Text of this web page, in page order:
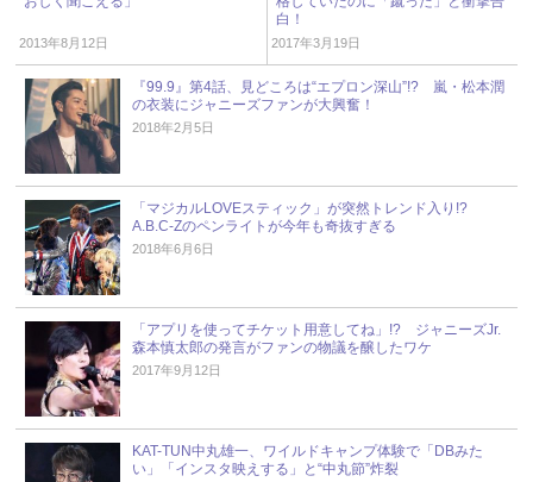
2013年8月12日
白！
2017年3月19日
『99.9』第4話、見どころは“エプロン深山”!? 嵐・松本潤
の衣装にジャニーズファンが大興奮！
2018年2月5日
「マジカルLOVEスティック」が突然トレンド入り!?
A.B.C-Zのペンライトが今年も奇抜すぎる
2018年6月6日
「アプリを使ってチケット用意してね」!? ジャニーズJr.
森本慎太郎の発言がファンの物議を醸したワケ
2017年9月12日
KAT-TUN中丸雄一、ワイルドキャンプ体験で「DBみた
い」「インスタ映えする」と“中丸節”炸裂